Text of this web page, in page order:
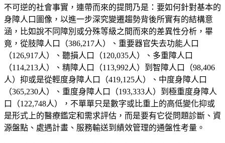
不可逆的社會事實，連帶而來的提問乃是：要如何針對基本的
身障人口圖像，以進一步深究變遷趨勢背後所實有的結構意
涵，比如說不同障別或分殊等級之間而來的差異性分析，畢
竟，從肢障人口（386,217人）、重要器官失去功能人口
（126,917人）、聽損人口（120,035人）、多重障人口
（114,213人）、精障人口（113,992人）到智障人口（98,406
人）抑或是從輕度身障人口（419,125人）、中度身障人口
（365,230人）、重度身障人口（193,333人）到極重度身障人
口（122,748人），不單單只是數字或比重上的高低變化抑或
是形式上的醫療鑑定和需求評估，而是要有它從問題診斷、資
源盤點、處遇計畫、服務輸送到績效管理的通盤性考量。